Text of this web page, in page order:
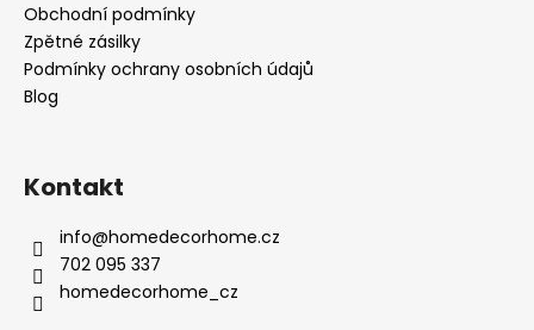
Obchodní podmínky
Zpětné zásilky
Podmínky ochrany osobních údajů
Blog
Kontakt
info@homedecorhome.cz
702 095 337
homedecorhome_cz